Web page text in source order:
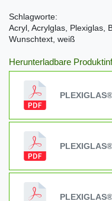
Schlagworte:
Acryl, Acrylglas, Plexiglas,
Wunschtext, weiß
Herunterladbare